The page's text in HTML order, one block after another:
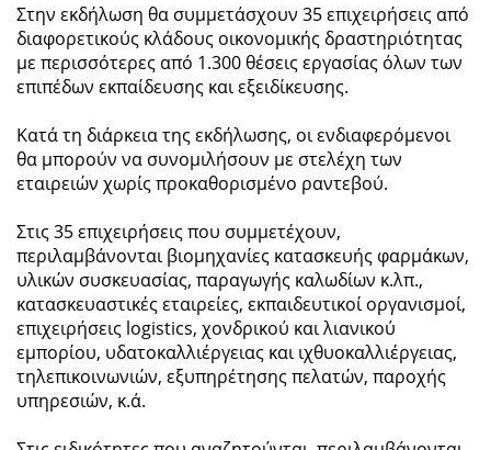
Στην εκδήλωση θα συμμετάσχουν 35 επιχειρήσεις από
διαφορετικούς κλάδους οικονομικής δραστηριότητας
με περισσότερες από 1.300 θέσεις εργασίας όλων των
επιπέδων εκπαίδευσης και εξειδίκευσης.
Κατά τη διάρκεια της εκδήλωσης, οι ενδιαφερόμενοι
θα μπορούν να συνομιλήσουν με στελέχη των
εταιρειών χωρίς προκαθορισμένο ραντεβού.
Στις 35 επιχειρήσεις που συμμετέχουν,
περιλαμβάνονται βιομηχανίες κατασκευής φαρμάκων,
υλικών συσκευασίας, παραγωγής καλωδίων κ.λπ.,
κατασκευαστικές εταιρείες, εκπαιδευτικοί οργανισμοί,
επιχειρήσεις logistics, χονδρικού και λιανικού
εμπορίου, υδατοκαλλιέργειας και ιχθυοκαλλιέργειας,
τηλεπικοινωνιών, εξυπηρέτησης πελατών, παροχής
υπηρεσιών, κ.ά.